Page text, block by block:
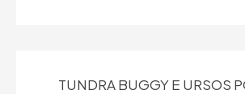
TUNDRA BUGGY E URSOS